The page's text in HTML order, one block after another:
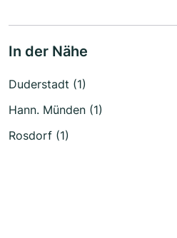
In der Nähe
Duderstadt (1)
Hann. Münden (1)
Rosdorf (1)